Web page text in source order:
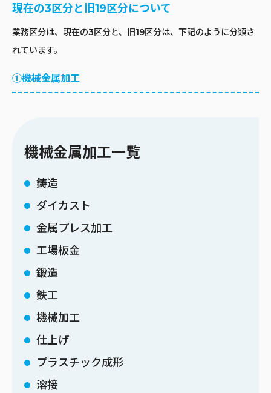
現在の3区分と旧19区分について
業務区分は、現在の3区分と、旧19区分は、下記のように分類さ
れています。
①機械金属加工
機械金属加工一覧
鋳造
ダイカスト
金属プレス加工
工場板金
鍛造
鉄工
機械加工
仕上げ
プラスチック成形
溶接